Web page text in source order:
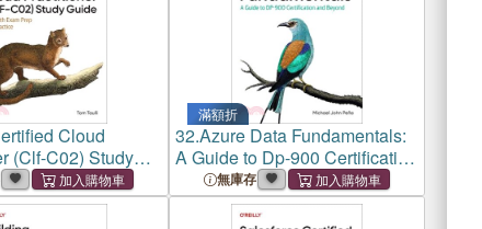
Cloud
(Clf-C02) Study
Exam Prep
滿額折
32.Azure Data Fundamentals:
A Guide to Dp-900 Certification
and Beyond
無庫存